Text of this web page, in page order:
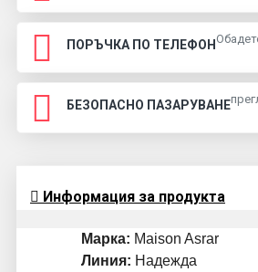
ПОРЪЧКА ПО ТЕЛЕФОН
БЕЗОПАСНО ПАЗАРУВАНЕ
Информация за продукта
Марка: Maison Asrar
Линия: Надежда